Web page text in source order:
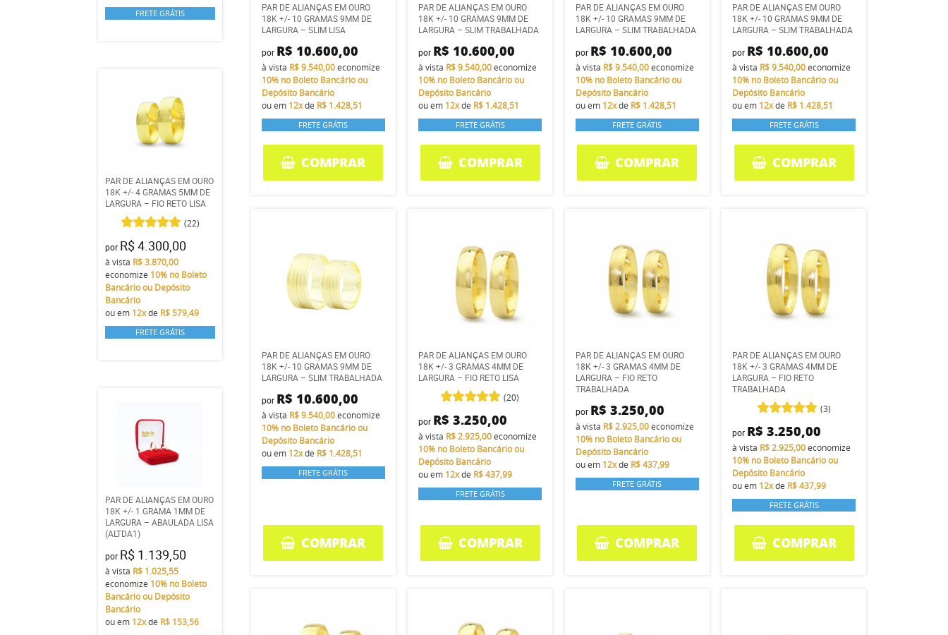
FRETE GRÁTIS
PAR DE ALIANÇAS EM OURO
18K +/- 4 GRAMAS 5MM DE
LARGURA – FIO RETO LISA
(22)
por R$ 4.300,00
à vista R$ 3.870,00
economize 10% no Boleto
Bancário ou Depósito
Bancário
ou em 12xde R$ 579,49
FRETE GRÁTIS
PAR DE ALIANÇAS EM OURO
18K +/- 1 GRAMA 1MM DE
LARGURA – ABAULADA LISA
(ALTDA1)
por R$ 1.139,50
à vista R$ 1.025,55
economize 10% no Boleto
Bancário ou Depósito
Bancário
ou em 12xde R$ 153,56
PAR DE ALIANÇAS EM OURO
18K +/- 10 GRAMAS 9MM DE
LARGURA – SLIM LISA
por R$ 10.600,00
à vista R$ 9.540,00economize
10% no Boleto Bancário ou
Depósito Bancário
ou em 12xde R$ 1.428,51
FRETE GRÁTIS
COMPRAR
PAR DE ALIANÇAS EM OURO
18K +/- 10 GRAMAS 9MM DE
LARGURA – SLIM TRABALHADA
por R$ 10.600,00
à vista R$ 9.540,00economize
10% no Boleto Bancário ou
Depósito Bancário
ou em 12xde R$ 1.428,51
FRETE GRÁTIS
COMPRAR
PAR DE ALIANÇAS EM OURO
18K +/- 10 GRAMAS 9MM DE
LARGURA – SLIM TRABALHADA
por R$ 10.600,00
à vista R$ 9.540,00economize
10% no Boleto Bancário ou
Depósito Bancário
ou em 12xde R$ 1.428,51
FRETE GRÁTIS
COMPRAR
PAR DE ALIANÇAS EM OURO
18K +/- 10 GRAMAS 9MM DE
LARGURA – SLIM TRABALHADA
por R$ 10.600,00
à vista R$ 9.540,00economize
10% no Boleto Bancário ou
Depósito Bancário
ou em 12xde R$ 1.428,51
FRETE GRÁTIS
COMPRAR
PAR DE ALIANÇAS EM OURO
18K +/- 10 GRAMAS 9MM DE
LARGURA – SLIM TRABALHADA
por R$ 10.600,00
à vista R$ 9.540,00economize
10% no Boleto Bancário ou
Depósito Bancário
ou em 12xde R$ 1.428,51
FRETE GRÁTIS
COMPRAR
PAR DE ALIANÇAS EM OURO
18K +/- 3 GRAMAS 4MM DE
LARGURA – FIO RETO LISA
(20)
por R$ 3.250,00
à vista R$ 2.925,00economize
10% no Boleto Bancário ou
Depósito Bancário
ou em 12xde R$ 437,99
FRETE GRÁTIS
COMPRAR
PAR DE ALIANÇAS EM OURO
18K +/- 3 GRAMAS 4MM DE
LARGURA – FIO RETO
TRABALHADA
por R$ 3.250,00
à vista R$ 2.925,00economize
10% no Boleto Bancário ou
Depósito Bancário
ou em 12xde R$ 437,99
FRETE GRÁTIS
COMPRAR
PAR DE ALIANÇAS EM OURO
18K +/- 3 GRAMAS 4MM DE
LARGURA – FIO RETO
TRABALHADA
(3)
por R$ 3.250,00
à vista R$ 2.925,00economize
10% no Boleto Bancário ou
Depósito Bancário
ou em 12xde R$ 437,99
FRETE GRÁTIS
COMPRAR